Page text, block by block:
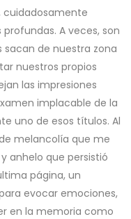
cuidadosamente
A veces, son
sacan de nuestra zona
nuestros propios
las impresiones
implacable de la
uno de esos títulos. Al
melancolía que me
anhelo que persistió
página, un
evocar emociones,
en la memoria como